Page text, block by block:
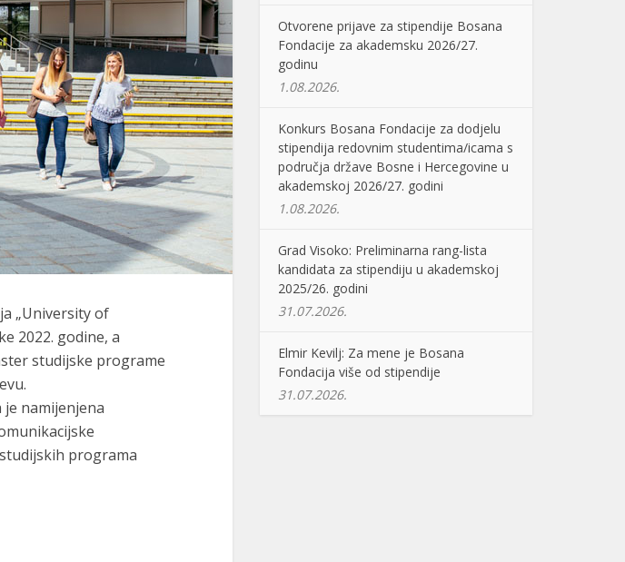
„University of
2022. godine, a
studijske programe
namijenjena
programa
Otvorene prijave za stipendije Bosana
Fondacije za akademsku 2026/27.
godinu
1.08.2026.
Konkurs Bosana Fondacije za dodjelu
stipendija redovnim studentima/icama s
područja države Bosne i Hercegovine u
akademskoj 2026/27. godini
1.08.2026.
Grad Visoko: Preliminarna rang-lista
kandidata za stipendiju u akademskoj
2025/26. godini
31.07.2026.
Elmir Kevilj: Za mene je Bosana
Fondacija više od stipendije
31.07.2026.